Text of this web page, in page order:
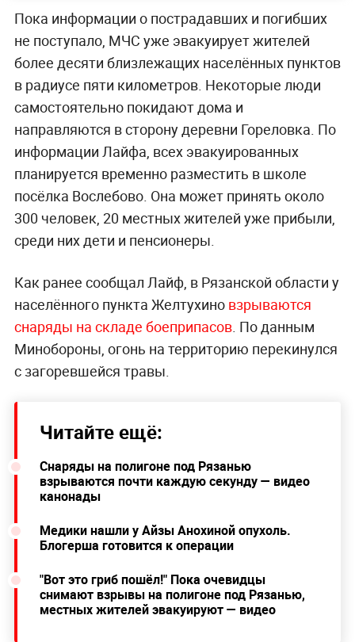
Пока информации о пострадавших и погибших
не поступало, МЧС уже эвакуирует жителей
более десяти близлежащих населённых пунктов
в радиусе пяти километров. Некоторые люди
самостоятельно покидают дома и
направляются в сторону деревни Гореловка. По
информации Лайфа, всех эвакуированных
планируется временно разместить в школе
посёлка Вослебово. Она может принять около
300 человек, 20 местных жителей уже прибыли,
среди них дети и пенсионеры.
Как ранее сообщал Лайф, в Рязанской области у
населённого пункта Желтухино взрываются
снаряды на складе боеприпасов. По данным
Минобороны, огонь на территорию перекинулся
с загоревшейся травы.
Читайте ещё:
Снаряды на полигоне под Рязанью
взрываются почти каждую секунду — видео
канонады
Медики нашли у Айзы Анохиной опухоль.
Блогерша готовится к операции
"Вот это гриб пошёл!" Пока очевидцы
снимают взрывы на полигоне под Рязанью,
местных жителей эвакуируют — видео